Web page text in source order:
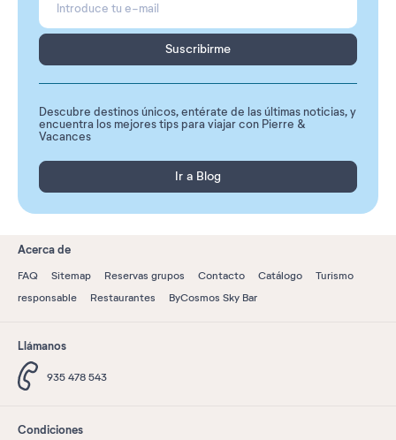
Suscribirme
Descubre destinos únicos, entérate de las últimas noticias, y
encuentra los mejores tips para viajar con Pierre &
Vacances
Ir a Blog
Acerca de
FAQ Sitemap Reservas grupos Contacto Catálogo
Turismo
responsable
Restaurantes ByCosmos Sky Bar
Llámanos
935 478 543
Condiciones